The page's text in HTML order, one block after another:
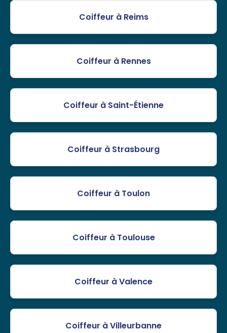
Coiffeur à Reims
Coiffeur à Rennes
Coiffeur à Saint-Étienne
Coiffeur à Strasbourg
Coiffeur à Toulon
Coiffeur à Toulouse
Coiffeur à Valence
Coiffeur à Villeurbanne